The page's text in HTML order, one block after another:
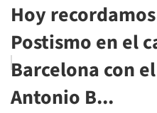
Hoy
Postismo en el
Barcelona con
Antonio B...